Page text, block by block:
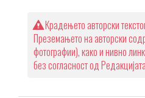
Крадењето авторски
Преземањето на авторски
фотографии), како и нивно
без согласност од